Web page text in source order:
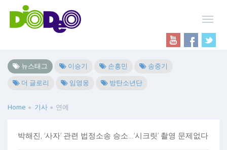
뉴스태그 이승기 손흥민
송중기
더 글로리
임영웅 방탄소년단
Home 기사 연예
박해진, ‘사자’ 관련 법정소송 승소…‘시크릿’ 촬영 문제없다